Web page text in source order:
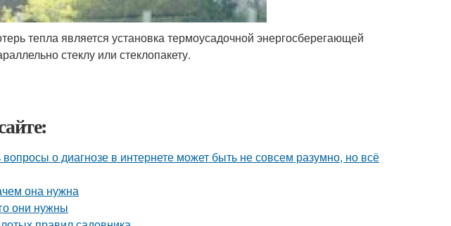
тепла является установка термоусадочной энергосберегающей
стеклу или стеклопакету.
о диагнозе в интернете может быть не совсем разумно, но всё
она нужна
они нужны